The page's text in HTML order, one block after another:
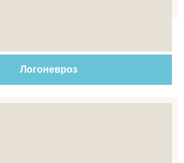
Логоневроз